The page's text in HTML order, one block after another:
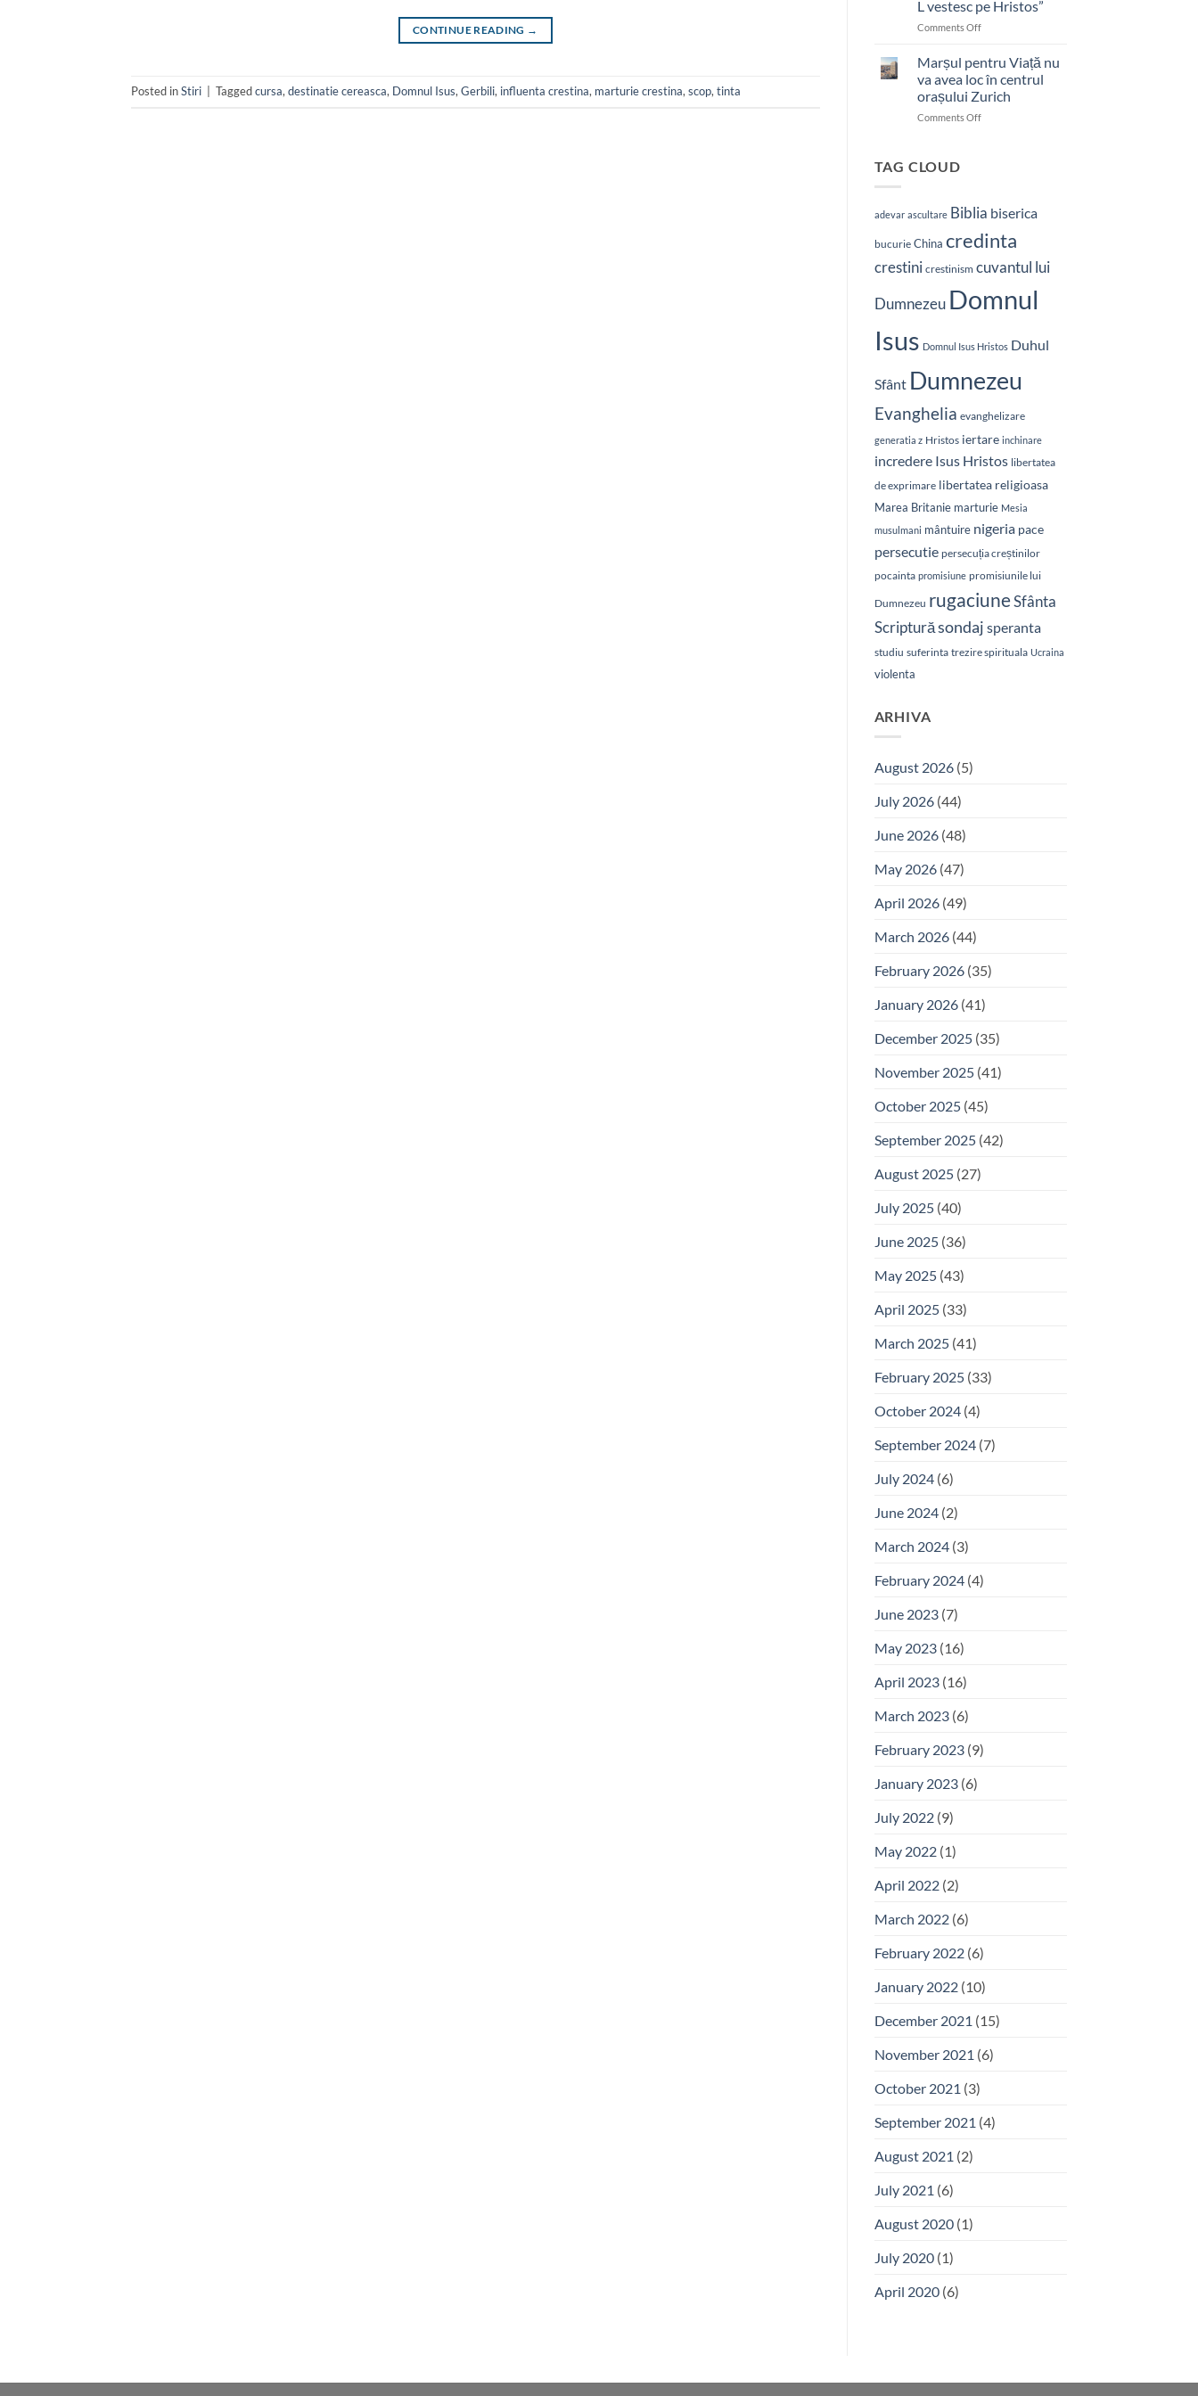
CONTINUE READING →
Posted inStiri Taggedcursa, destinatie cereasca, Domnul Isus, Gerbili, influenta crestina, marturie crestina, scop, tinta
L vestesc pe Hristos”
Comments Offon
bătut
cu
brutalitate
în
Nepal:
L
pe
Marșul pentru Viață nu
va avea loc în centrul
orașului Zurich
Comments Offon
avea
loc
în
orașului
TAG CLOUD
adevar ascultare Biblia biserica
bucurie China credinta
crestini crestinism cuvantul lui
Dumnezeu Domnul
Isus Domnul Isus Hristos Duhul
Sfânt Dumnezeu
Evanghelia evanghelizare
generatia z Hristos iertare inchinare
incredere Isus Hristos libertatea
de exprimare libertatea religioasa
Marea Britanie marturie Mesia
musulmani mântuire nigeria pace
persecutie persecuția creștinilor
pocainta promisiune promisiunile lui
Dumnezeu rugaciuneSfânta
Scripturăsondaj speranta
studiu suferinta trezire spirituala Ucraina
violenta
ARHIVA
August 2026(5)
July 2026(44)
June 2026(48)
May 2026(47)
April 2026(49)
March 2026(44)
February 2026(35)
January 2026(41)
December 2025(35)
November 2025(41)
October 2025(45)
September 2025(42)
August 2025(27)
July 2025(40)
June 2025(36)
May 2025(43)
April 2025(33)
March 2025(41)
February 2025(33)
October 2024(4)
September 2024(7)
July 2024(6)
June 2024(2)
March 2024(3)
February 2024(4)
June 2023(7)
May 2023(16)
April 2023(16)
March 2023(6)
February 2023(9)
January 2023(6)
July 2022(9)
May 2022(1)
April 2022(2)
March 2022(6)
February 2022(6)
January 2022(10)
December 2021 (15)
November 2021 (6)
October 2021 (3)
September 2021 (4)
August 2021 (2)
July 2021 (6)
August 2020(1)
July 2020(1)
April 2020(6)